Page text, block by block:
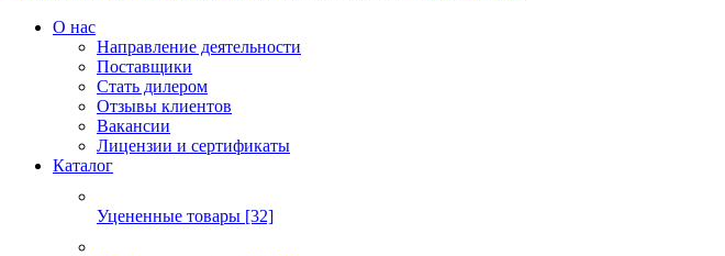
О нас
Направление деятельности
Поставщики
Стать дилером
Отзывы клиентов
Вакансии
Лицензии и сертификаты
Каталог
Уцененные товары [32]